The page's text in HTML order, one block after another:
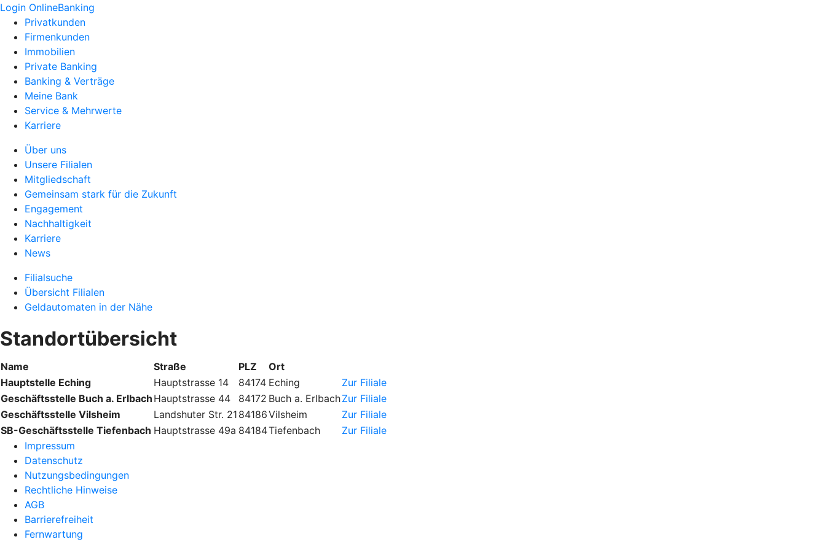
Login OnlineBanking
Privatkunden
Firmenkunden
Immobilien
Private Banking
Banking & Verträge
Meine Bank
Service & Mehrwerte
Karriere
Über uns
Unsere Filialen
Mitgliedschaft
Gemeinsam stark für die Zukunft
Engagement
Nachhaltigkeit
Karriere
News
Filialsuche
Übersicht Filialen
Geldautomaten in der Nähe
Standortübersicht
Name Straße PLZ
Ort
Hauptstelle Eching
Hauptstrasse 14 84174 Eching
Zur Filiale
Geschäftsstelle Buch a. Erlbach Hauptstrasse 44 84172 Buch a. ErlbachZur Filiale
Geschäftsstelle Vilsheim
Landshuter Str. 21 84186Vilsheim
Zur Filiale
SB-Geschäftsstelle Tiefenbach Hauptstrasse 49a 84184Tiefenbach
Zur Filiale
Impressum
Datenschutz
Nutzungsbedingungen
Rechtliche Hinweise
AGB
Barrierefreiheit
Fernwartung